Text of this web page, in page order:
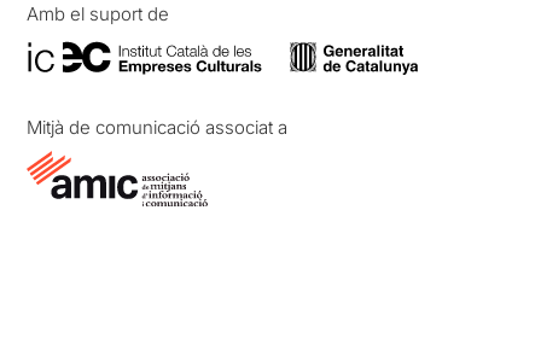
Amb el suport de
Mitjà de comunicació associat a